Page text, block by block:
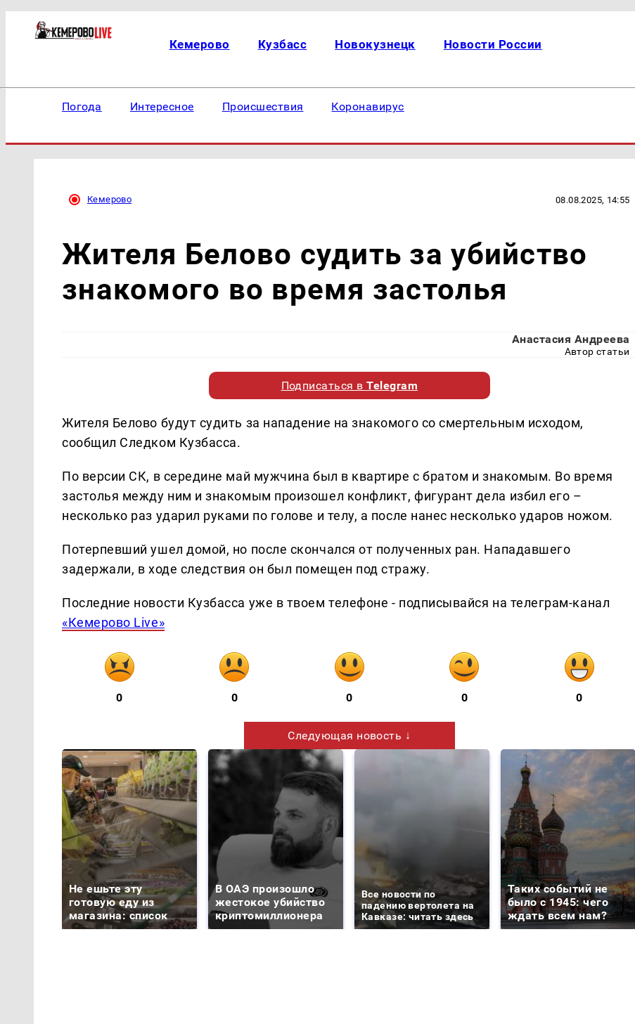
Кемерово Кузбасс Новокузнецк Новости России
Погода Интересное Происшествия Коронавирус
Кемерово 08.08.2025, 14:55
Жителя Белово судить за убийство
знакомого во время застолья
Анастасия Андреева
Автор статьи
Подписаться вTelegram
Жителя Белово будут судить за нападение на знакомого со смертельным исходом,
сообщил Следком Кузбасса.
По версии СК, в середине май мужчина был в квартире с братом и знакомым. Во время
застолья между ним и знакомым произошел конфликт, фигурант дела избил его –
несколько раз ударил руками по голове и телу, а после нанес несколько ударов ножом.
Потерпевший ушел домой, но после скончался от полученных ран. Нападавшего
задержали, в ходе следствия он был помещен под стражу.
Последние новости Кузбасса уже в твоем телефоне - подписывайся на телеграм-канал
«Кемерово Live»
0 0 0 0 0
Следующая новость ↓
Не ешьте эту
готовую еду из
магазина: список
В ОАЭ произошло
жестокое убийство
криптомиллионера
Все новости по
падению вертолета на
Кавказе: читать здесь
Таких событий не
было с 1945: чего
ждать всем нам?